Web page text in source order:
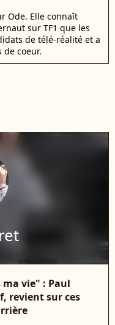
Ode. Elle connaît
sur TF1 que les
de télé-réalité et a
coeur.
ma vie" : Paul
revient sur ces